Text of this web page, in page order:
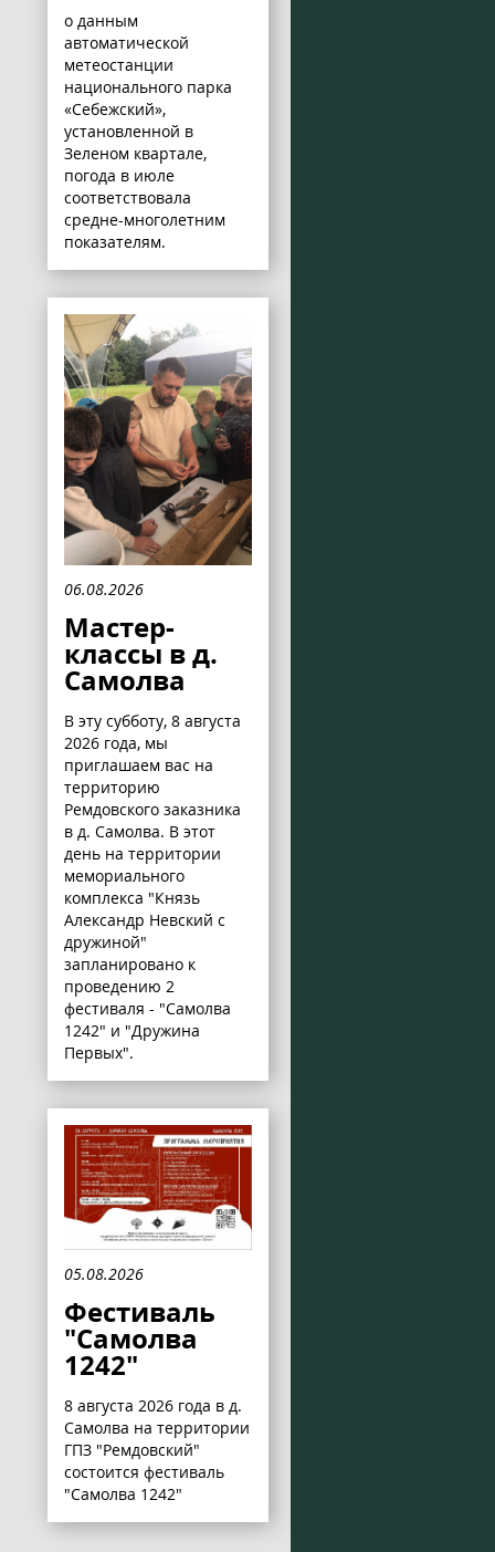
о данным
автоматической
метеостанции
национального парка
«Себежский»,
установленной в
Зеленом квартале,
погода в июле
соответствовала
средне-многолетним
показателям.
06.08.2026
Мастер-
классы в д.
Самолва
В эту субботу, 8 августа
2026 года, мы
приглашаем вас на
территорию
Ремдовского заказника
в д. Самолва. В этот
день на территории
мемориального
комплекса "Князь
Александр Невский с
дружиной"
запланировано к
проведению 2
фестиваля - "Самолва
1242" и "Дружина
Первых".
05.08.2026
Фестиваль
"Самолва
1242"
8 августа 2026 года в д.
Самолва на территории
ГПЗ "Ремдовский"
состоится фестиваль
"Самолва 1242"